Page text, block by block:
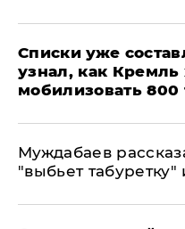
Списки уже
узнал, как Кремль
мобилизовать 800
Муждабаев
"выбьет